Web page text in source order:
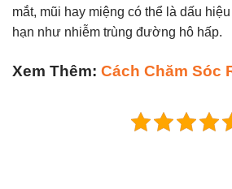
mắt, mũi hay miệng có thể là dấu
hạn như nhiễm trùng đường hô hấp.
Xem Thêm: Cách Chăm Sóc